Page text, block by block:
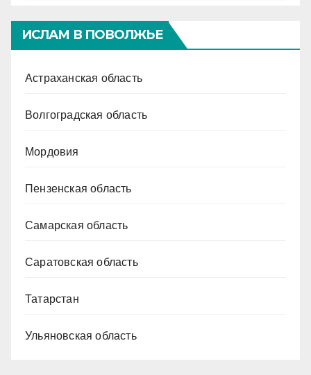
ИСЛАМ В ПОВОЛЖЬЕ
Астраханская область
Волгоградская область
Мордовия
Пензенская область
Самарская область
Саратовская область
Татарстан
Ульяновская область